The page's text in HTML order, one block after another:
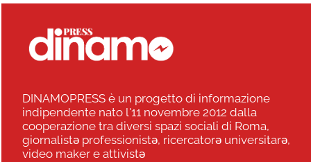
DINAMOPRESS è un progetto di informazione
indipendente nato l'11 novembre 2012 dalla
cooperazione tra diversi spazi sociali di Roma,
giornalistə professionistə, ricercatorə universitarə,
video maker e attivistə